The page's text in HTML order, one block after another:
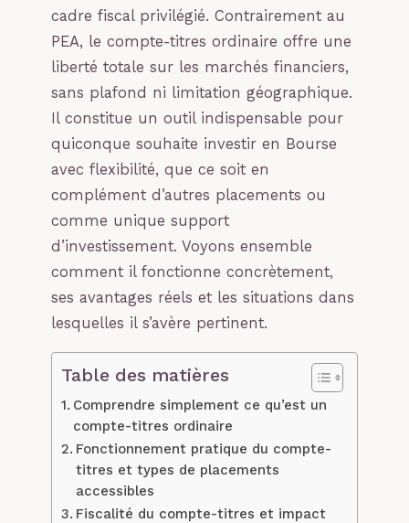
cadre fiscal privilégié. Contrairement au
PEA, le compte-titres ordinaire offre une
liberté totale sur les marchés financiers,
sans plafond ni limitation géographique.
Il constitue un outil indispensable pour
quiconque souhaite investir en Bourse
avec flexibilité, que ce soit en
complément d’autres placements ou
comme unique support
d’investissement. Voyons ensemble
comment il fonctionne concrètement,
ses avantages réels et les situations dans
lesquelles il s’avère pertinent.
Table des matières
Comprendre simplement ce qu’est un
compte-titres ordinaire
Fonctionnement pratique du compte-
titres et types de placements
accessibles
Fiscalité du compte-titres et impact